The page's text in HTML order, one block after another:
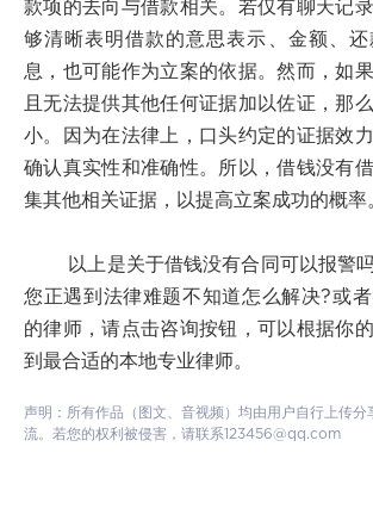
款项的去向与借款相关。若仅有聊天记
够清晰表明借款的意思表示、金额、
息，也可能作为立案的依据。然而，如
且无法提供其他任何证据加以佐证，那
小。因为在法律上，口头约定的证据效
确认真实性和准确性。所以，借钱没有
集其他相关证据，以提高立案成功的概率
以上是关于借钱没有合同可以报警吗
您正遇到法律难题不知道怎么解决?或
的律师，请点击咨询按钮，可以根据你
到最合适的本地专业律师。
声明：所有作品（图文、音视频）均由用户自行上传分
流。若您的权利被侵害，请联系123456@qq.com